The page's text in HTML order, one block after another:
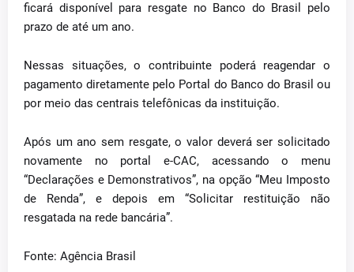
ficará disponível para resgate no Banco do Brasil pelo
prazo de até um ano.
Nessas situações, o contribuinte poderá reagendar o
pagamento diretamente pelo Portal do Banco do Brasil ou
por meio das centrais telefônicas da instituição.
Após um ano sem resgate, o valor deverá ser solicitado
novamente no portal e-CAC, acessando o menu
“Declarações e Demonstrativos”, na opção “Meu Imposto
de Renda”, e depois em “Solicitar restituição não
resgatada na rede bancária”.
Fonte: Agência Brasil